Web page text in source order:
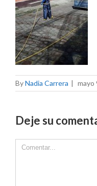
ByNadia Carrera | mayo
Deje su
Comment